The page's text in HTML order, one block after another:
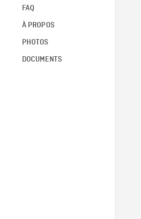
FAQ
À PROPOS
PHOTOS
DOCUMENTS